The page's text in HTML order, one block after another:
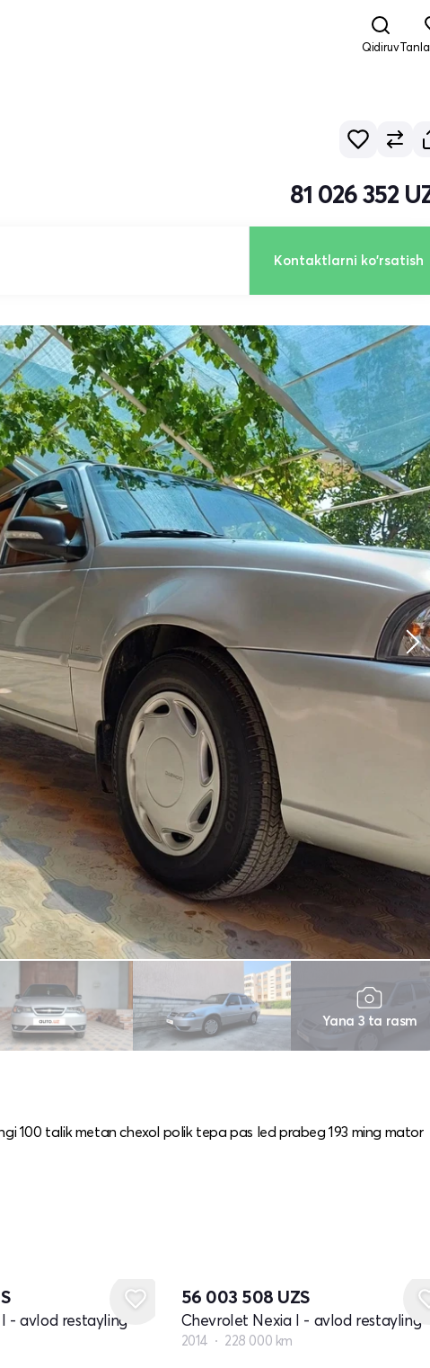
Qidiruv
81 026 352
Kontaktlarni ko'rsatish
Yana 3 ta rasm
100 talik metan chexol polik tepa pas led prabeg 193 ming mator
- avlod restayling
56 003 508 UZS
Chevrolet Nexia I - avlod restayling
2014 228 000 km